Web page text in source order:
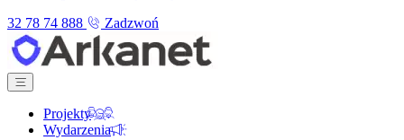
32 78 74 888
Zadzwoń
Projekty
Wydarzenia